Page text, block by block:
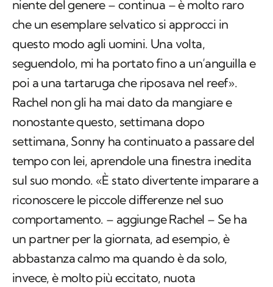
niente del genere – continua – è molto raro
che un esemplare selvatico si approcci in
questo modo agli uomini. Una volta,
seguendolo, mi ha portato fino a un’anguilla e
poi a una tartaruga che riposava nel reef».
Rachel non gli ha mai dato da mangiare e
nonostante questo, settimana dopo
settimana, Sonny ha continuato a passare del
tempo con lei, aprendole una finestra inedita
sul suo mondo. «È stato divertente imparare a
riconoscere le piccole differenze nel suo
comportamento. – aggiunge Rachel – Se ha
un partner per la giornata, ad esempio, è
abbastanza calmo ma quando è da solo,
invece, è molto più eccitato, nuota